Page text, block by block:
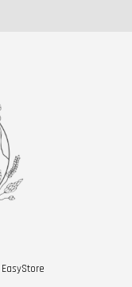
EasyStore